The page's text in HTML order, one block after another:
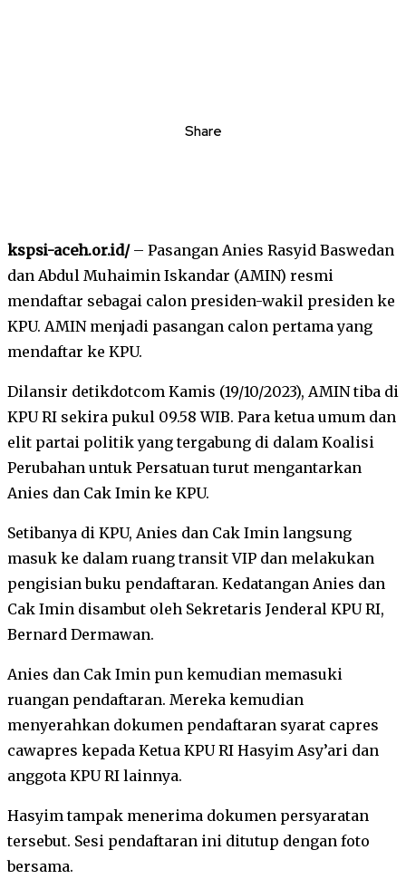
Share
kspsi-aceh.or.id/– Pasangan Anies Rasyid Baswedan
dan Abdul Muhaimin Iskandar (AMIN) resmi
mendaftar sebagai calon presiden-wakil presiden ke
KPU. AMIN menjadi pasangan calon pertama yang
mendaftar ke KPU.
Dilansir detikdotcom Kamis (19/10/2023), AMIN tiba di
KPU RI sekira pukul 09.58 WIB. Para ketua umum dan
elit partai politik yang tergabung di dalam Koalisi
Perubahan untuk Persatuan turut mengantarkan
Anies dan Cak Imin ke KPU.
Setibanya di KPU, Anies dan Cak Imin langsung
masuk ke dalam ruang transit VIP dan melakukan
pengisian buku pendaftaran. Kedatangan Anies dan
Cak Imin disambut oleh Sekretaris Jenderal KPU RI,
Bernard Dermawan.
Anies dan Cak Imin pun kemudian memasuki
ruangan pendaftaran. Mereka kemudian
menyerahkan dokumen pendaftaran syarat capres
cawapres kepada Ketua KPU RI Hasyim Asy’ari dan
anggota KPU RI lainnya.
Hasyim tampak menerima dokumen persyaratan
tersebut. Sesi pendaftaran ini ditutup dengan foto
bersama.